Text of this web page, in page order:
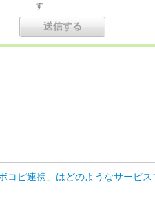
す
コピ連携」はどのようなサー